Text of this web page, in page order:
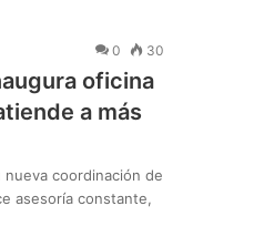
0 30
oficina
a más
coordinación de
asesoría constante,